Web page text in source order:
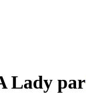
Lady par